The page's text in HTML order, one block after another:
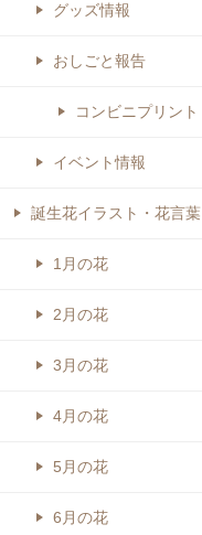
グッズ情報
おしごと報告
コンビニプリント
イベント情報
誕生花イラスト・花言葉
1月の花
2月の花
3月の花
4月の花
5月の花
6月の花